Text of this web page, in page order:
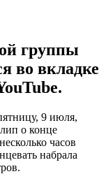
группы
во вкладке
9 июля,
о конце
часов
набрала